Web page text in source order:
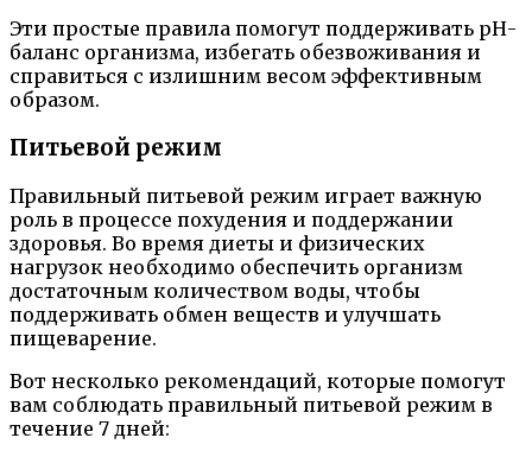
Эти простые правила помогут поддерживать рН-
баланс организма, избегать обезвоживания и
справиться с излишним весом эффективным
образом.
Питьевой режим
Правильный питьевой режим играет важную
роль в процессе похудения и поддержании
здоровья. Во время диеты и физических
нагрузок необходимо обеспечить организм
достаточным количеством воды, чтобы
поддерживать обмен веществ и улучшать
пищеварение.
Вот несколько рекомендаций, которые помогут
вам соблюдать правильный питьевой режим в
течение 7 дней: